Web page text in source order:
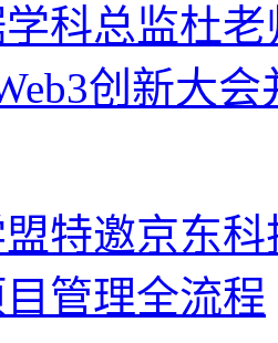
科总监杜
创新大
特邀京东
管理全流程